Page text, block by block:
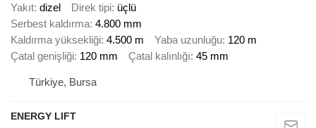
Yakıt dizel Direk tipi üçlü
Serbest kaldırma 4.800 mm
Kaldırma yüksekliği 4.500 m Yaba uzunluğu 120 m
Çatal genişliği 120 mm Çatal kalınlığı 45 mm
Türkiye, Bursa
ENERGY LIFT